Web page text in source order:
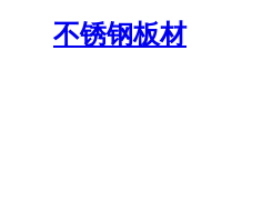
不锈钢板材